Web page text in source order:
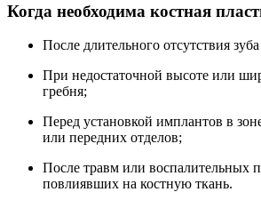
Когда необходима костная
После длительного отсутствия
При недостаточной высоте или
гребня;
Перед установкой имплантов в
или передних отделов;
После травм или воспалительных
повлиявших на костную ткань.